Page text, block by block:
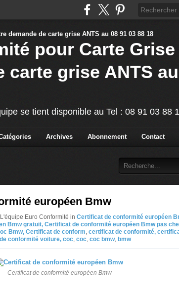
pour Carte
carte grise ANTS
se tient disponible au Tel : 08 91 03 88
Archives Abonnement Contact
européen Bmw
Euro Conformité in Certificat de conformité européen
Bmw gratuit, Certificat de conformité européen Bmw pas
Bmw, Certificat de conform certificat de conformité,
conformité voiture, coc coc coc bmw, bmw
Certificat de conformité européen Bmw